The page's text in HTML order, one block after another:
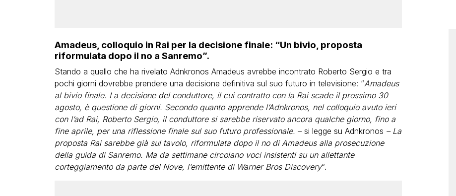
Amadeus, colloquio in Rai per la decisione finale: “Un bivio, proposta
riformulata dopo il no a Sanremo”.
Stando a quello che ha rivelato Adnkronos Amadeus avrebbe incontrato Roberto Sergio e tra
pochi giorni dovrebbe prendere una decisione definitiva sul suo futuro in televisione: “Amadeus
al bivio finale. La decisione del conduttore, il cui contratto con la Rai scade il prossimo 30
agosto, è questione di giorni. Secondo quanto apprende l’Adnkronos, nel colloquio avuto ieri
con l’ad Rai, Roberto Sergio, il conduttore si sarebbe riservato ancora qualche giorno, fino a
fine aprile, per una riflessione finale sul suo futuro professionale. – si legge su Adnkronos – La
proposta Rai sarebbe già sul tavolo, riformulata dopo il no di Amadeus alla prosecuzione
della guida di Sanremo. Ma da settimane circolano voci insistenti su un allettante
corteggiamento da parte del Nove, l’emittente di Warner Bros Discovery“.